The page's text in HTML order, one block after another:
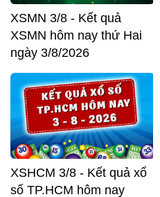
XSMN 3/8 - Kết quả
XSMN hôm nay thứ Hai
ngày 3/8/2026
XSHCM 3/8 - Kết quả xổ
số TP.HCM hôm nay